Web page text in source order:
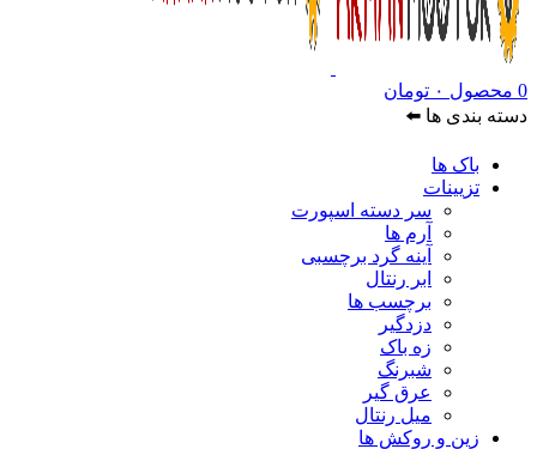
0 محصول ۰ تومان
دسته بندی ها ⬅️
باک ها
تزیینات
سر دسته اسپورت
آرم ها
آینه گرد برچسبی
ابر رنتال
برچسب ها
دزدگیر
زه باک
شبرنگ
عرق گیر
میل رنتال
زین و روکش ها